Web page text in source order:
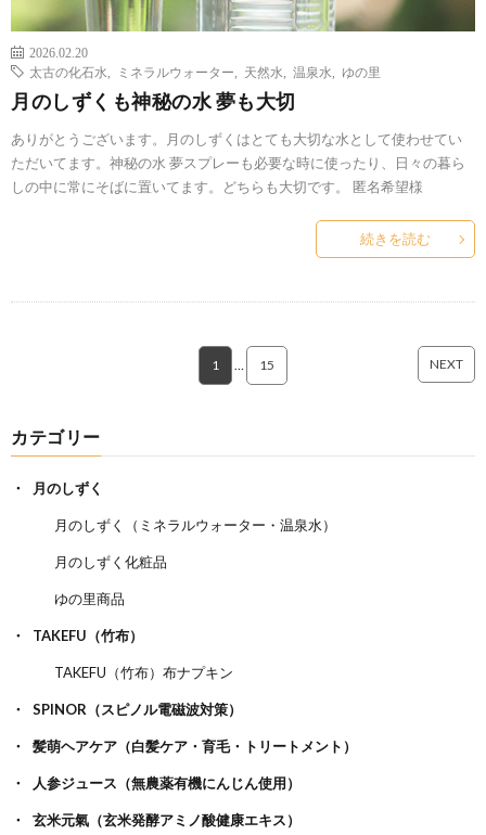
2026.02.20
太古の化石水
ミネラルウォーター 天然水 温泉水 ゆの里
月のしずくも神秘の水 夢も大切
ありがとうございます。月のしずくはとても大切な水として使わせてい
ただいてます。神秘の水 夢スプレーも必要な時に使ったり、日々の暮ら
しの中に常にそばに置いてます。どちらも大切です。 匿名希望様
続きを読む
1 … 15 NEXT
カテゴリー
月のしずく
月のしずく（ミネラルウォーター・温泉水）
月のしずく化粧品
ゆの里商品
TAKEFU（竹布）
TAKEFU（竹布）布ナプキン
SPINOR（スピノル電磁波対策）
髪萌ヘアケア（白髪ケア・育毛・トリートメント）
人参ジュース（無農薬有機にんじん使用）
玄米元氣（玄米発酵アミノ酸健康エキス）